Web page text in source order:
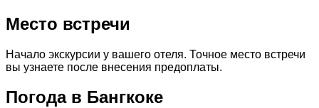
Место встречи
Начало экскурсии у вашего отеля. Точное место встречи
вы узнаете после внесения предоплаты.
Погода в Бангкоке